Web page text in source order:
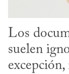
Los
suelen